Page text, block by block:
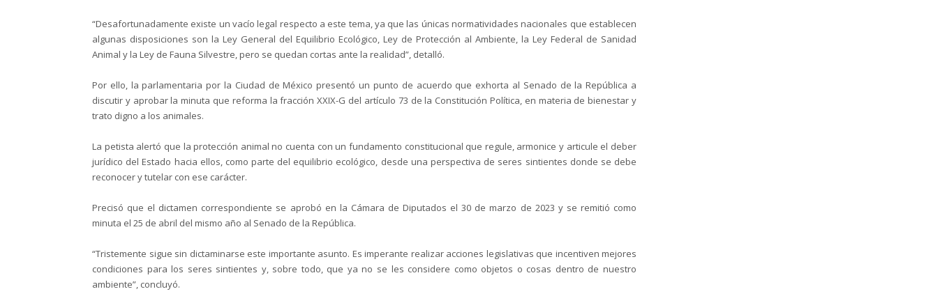
“Desafortunadamente existe un vacío legal respecto a este tema, ya que las únicas normatividades nacionales que establecen
algunas disposiciones son la Ley General del Equilibrio Ecológico, Ley de Protección al Ambiente, la Ley Federal de Sanidad
Animal y la Ley de Fauna Silvestre, pero se quedan cortas ante la realidad”, detalló.
Por ello, la parlamentaria por la Ciudad de México presentó un punto de acuerdo que exhorta al Senado de la República a
discutir y aprobar la minuta que reforma la fracción XXIX-G del artículo 73 de la Constitución Política, en materia de bienestar y
trato digno a los animales.
La petista alertó que la protección animal no cuenta con un fundamento constitucional que regule, armonice y articule el deber
jurídico del Estado hacia ellos, como parte del equilibrio ecológico, desde una perspectiva de seres sintientes donde se debe
reconocer y tutelar con ese carácter.
Precisó que el dictamen correspondiente se aprobó en la Cámara de Diputados el 30 de marzo de 2023 y se remitió como
minuta el 25 de abril del mismo año al Senado de la República.
“Tristemente sigue sin dictaminarse este importante asunto. Es imperante realizar acciones legislativas que incentiven mejores
condiciones para los seres sintientes y, sobre todo, que ya no se les considere como objetos o cosas dentro de nuestro
ambiente”, concluyó.